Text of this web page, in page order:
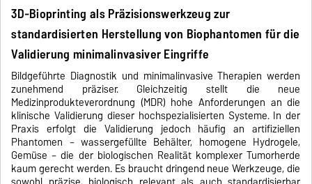
3D-Bioprinting als Präzisionswerkzeug zur
standardisierten Herstellung von Biophantomen für die
Validierung minimalinvasiver Eingriffe
Bildgeführte Diagnostik und minimalinvasive Therapien werden
zunehmend präziser. Gleichzeitig stellt die neue
Medizinprodukteverordnung (MDR) hohe Anforderungen an die
klinische Validierung dieser hochspezialisierten Systeme. In der
Praxis erfolgt die Validierung jedoch häufig an artifiziellen
Phantomen – wassergefüllte Behälter, homogene Hydrogele,
Gemüse – die der biologischen Realität komplexer Tumorherde
kaum gerecht werden. Es braucht dringend neue Werkzeuge, die